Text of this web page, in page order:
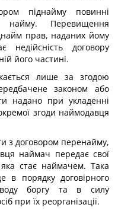
піднайму повинні
найму. Перевищення
прав, наданих йому
договору
його частині.
лише за згодою
законом або
надано при укладенні
згоди наймодавця
з договором перенайму,
наймач передає свої
яка стає наймачем. Така
в порядку договірного
боргу та в силу
при їх реорганізації.